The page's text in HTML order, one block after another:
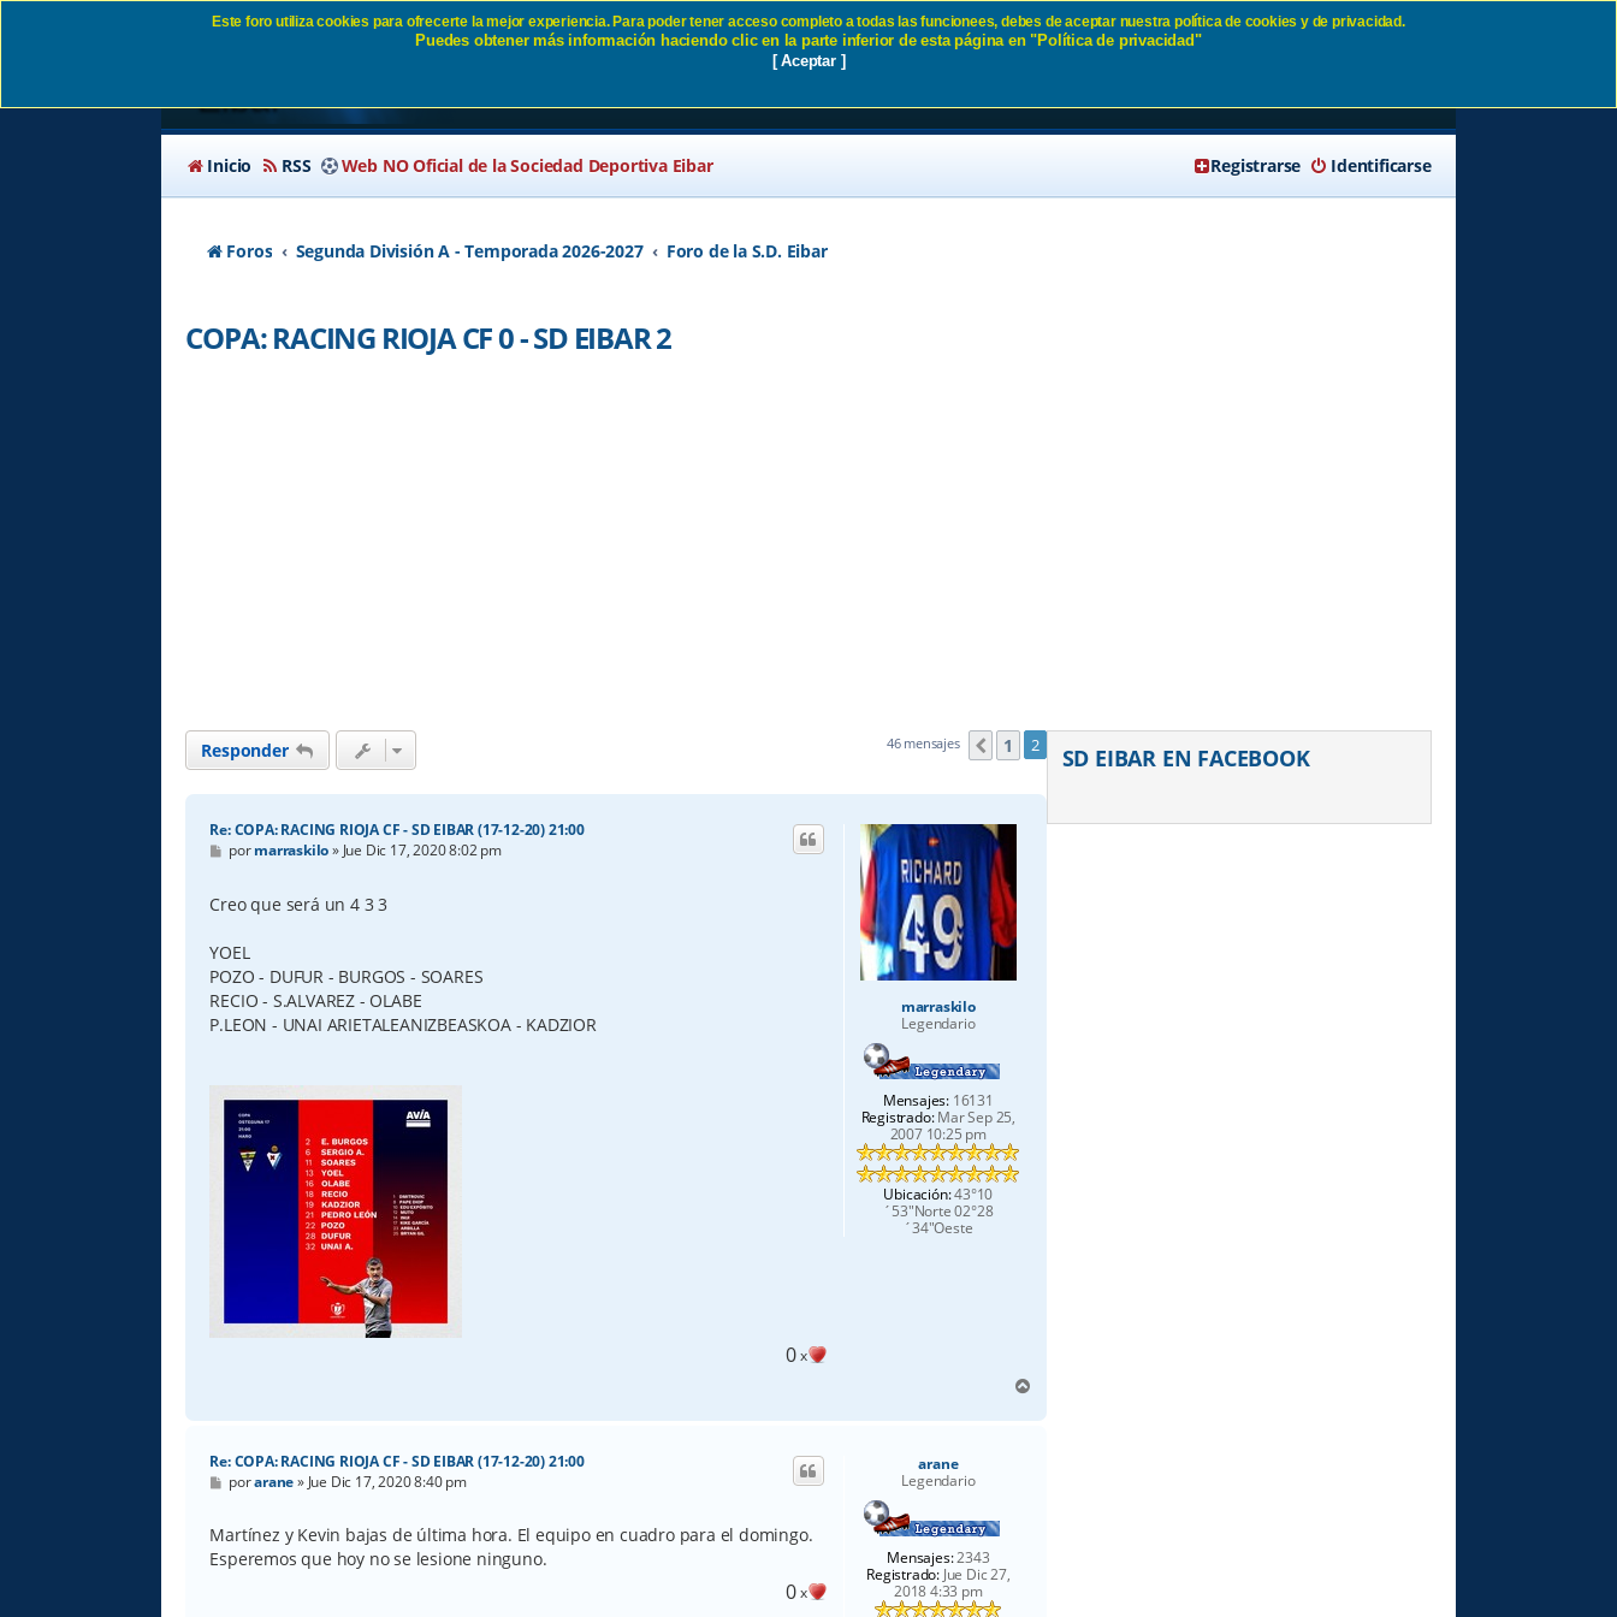
COPA: RACING RIOJA CF 0 - SD EIBAR 2 - Página 2 SD
Inicio RSS Web NO Oficial de la Sociedad Deportiva Eibar Identificarse
Registrarse
Foros Segunda División A - Temporada 2026-2027 Foro de la S.D. Eibar
COPA: RACING RIOJA CF 0 - SD EIBAR 2
Responder 46 mensajes Anterior
1 2
marraskilo
Legendario
Mensajes: 16131
Registrado:Mar Sep 25,
2007 10:25 pm
Ubicación:43°10
´53"Norte 02°28
´34"Oeste
Re: COPA: RACING RIOJA CF - SD EIBAR (17-12-20) 21:00
M
e
s
a
e
pormarraskilo» Jue Dic 17, 2020 8:02 pm
Creo que será un 4 3 3
YOEL
POZO - DUFUR - BURGOS - SOARES
RECIO - S.ALVAREZ - OLABE
P.LEON - UNAI ARIETALEANIZBEASKOA - KADZIOR
0x
r
arane
Legendario
Mensajes:2343
Registrado:Jue Dic 27,
2018 4:33 pm
Re: COPA: RACING RIOJA CF - SD EIBAR (17-12-20) 21:00
M
e
s
a
j
porarane» Jue Dic 17, 2020 8:40 pm
Martínez y Kevin bajas de última hora. El equipo en cuadro para el domingo.
Esperemos que hoy no se lesione ninguno.
0x
SD EIBAR EN FACEBOOK
Este foro utiliza cookies para ofrecerte la mejor experiencia. Para poder tener acceso completo a todas las funcionees, debes de aceptar nuestra política de cookies y de privacidad.
Puedes obtener más información haciendo clic en la parte inferior de esta página en "Política de privacidad"
[ Aceptar ]